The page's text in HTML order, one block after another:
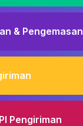
& Pengemasan
Pengiriman